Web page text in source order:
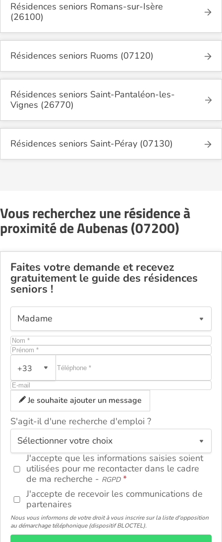
Résidences seniors Romans-sur-Isère
(26100)
Résidences seniors Ruoms (07120)
Résidences seniors Saint-Pantaléon-les-
Vignes (26770)
Résidences seniors Saint-Péray (07130)
Vous recherchez une résidence à
proximité de Aubenas (07200)
Faites votre demande et recevez
gratuitement le guide des résidences
seniors !
+33
Je souhaite ajouter un message
S'agit-il d'une recherche d'emploi ?
J'accepte que les informations saisies soient
utilisées pour me recontacter dans le cadre
de ma recherche - RGPD
J'accepte de recevoir les communications de
partenaires
Nous vous informons de votre droit à vous inscrire sur la liste d'opposition
au démarchage téléphonique (dispositif BLOCTEL).
ou